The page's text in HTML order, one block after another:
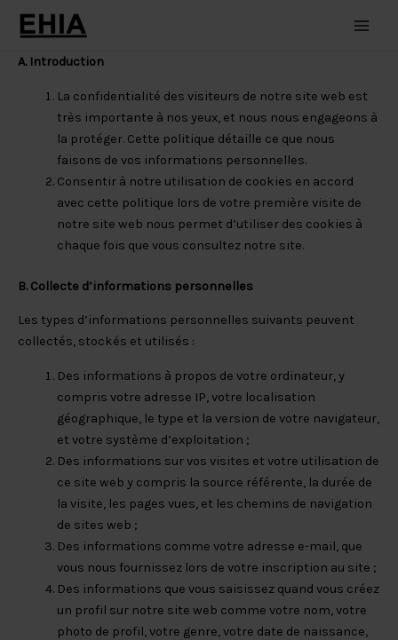
A. Introduction
La confidentialité des visiteurs de notre site web est
très importante à nos yeux, et nous nous engageons à
la protéger. Cette politique détaille ce que nous
faisons de vos informations personnelles.
Consentir à notre utilisation de cookies en accord
avec cette politique lors de votre première visite de
notre site web nous permet d’utiliser des cookies à
chaque fois que vous consultez notre site.
B. Collecte d’informations personnelles
Les types d’informations personnelles suivants peuvent
collectés, stockés et utilisés :
Des informations à propos de votre ordinateur, y
compris votre adresse IP, votre localisation
géographique, le type et la version de votre navigateur,
et votre système d’exploitation ;
Des informations sur vos visites et votre utilisation de
ce site web y compris la source référente, la durée de
la visite, les pages vues, et les chemins de navigation
de sites web ;
Des informations comme votre adresse e-mail, que
vous nous fournissez lors de votre inscription au site ;
Des informations que vous saisissez quand vous créez
un profil sur notre site web comme votre nom, votre
photo de profil, votre genre, votre date de naissance,